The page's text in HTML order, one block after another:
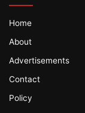
Home
About
Advertisements
Contact
Policy